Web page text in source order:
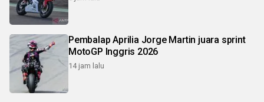
Pembalap Aprilia Jorge Martin juara sprint
MotoGP Inggris 2026
14 jam lalu